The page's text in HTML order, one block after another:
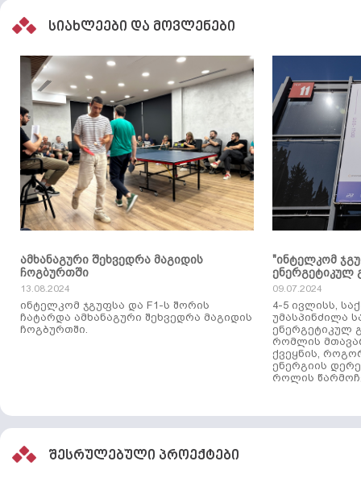
სიახლეები და მოვლენები
ამხანაგური შეხვედრა მაგიდის
ჩოგბურთში
13.08.2024
ინტელკომ ჯგუფსა და F1-ს შორის
ჩატარდა ამხანაგური შეხვედრა მაგიდის
ჩოგბურთში.
"ინტელკომ
ენერგეტიკულ
09.07.2024
4-5 ივლისს,
უმასპინძილა
ენერგეტიკულ
რომლის
ქვეყნის,
ენერგიის
როლის
შესრულებული პროექტები